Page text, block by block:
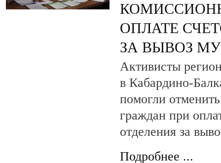
ОПЛАТЕ
ЗА ВЫВОЗ
Активисты
в Кабардино-
помогли
граждан при
отделения за
Подробнее ...